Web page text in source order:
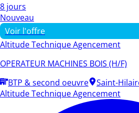
8 jours
Nouveau
Voir l'offre
Altitude Technique Agencement
OPERATEUR MACHINES BOIS (H/F)
BTP & second oeuvre
Saint-
Altitude Technique Agencement